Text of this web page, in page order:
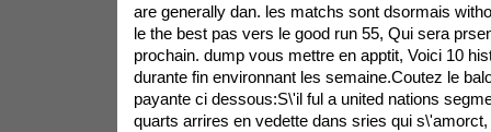
are generally dan. les matchs sont dsormais
le the best pas vers le good run 55, Qui sera
prochain. dump vous mettre en apptit, Voici 10
durante fin environnant les semaine.Coutez le
payante ci dessous:S\'il ful a united nations
quarts arrires en vedette dans sries qui